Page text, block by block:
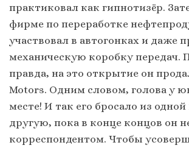
практиковал как гипнотизёр.
фирме по переработке
участвовал в автогонках и даже
механическую коробку передач.
правда, на это открытие он
Motors. Одним словом, голова у
месте! И так его бросало из
другую, пока в конце концов он
корреспондентом. Чтобы